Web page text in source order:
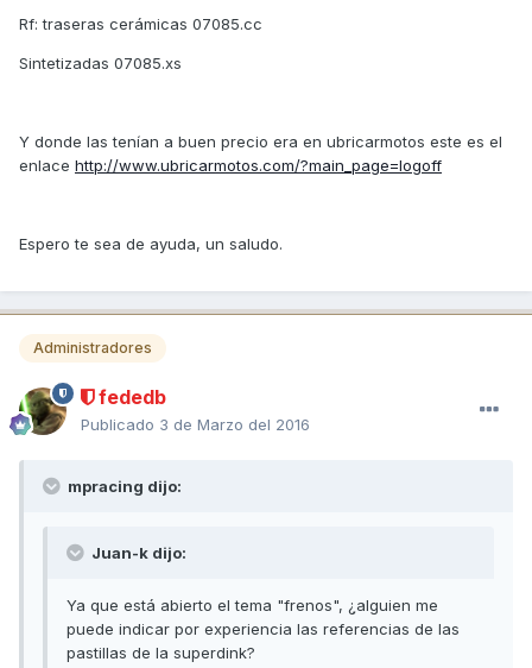
Rf: traseras cerámicas 07085.cc
Sintetizadas 07085.xs
Y donde las tenían a buen precio era en ubricarmotos este es el
enlace http://www.ubricarmotos.com/?main_page=logoff
Espero te sea de ayuda, un saludo.
Administradores
fededb
Publicado 3 de Marzo del 2016
mpracing dijo:
Juan-k dijo:
Ya que está abierto el tema "frenos", ¿alguien me
puede indicar por experiencia las referencias de las
pastillas de la superdink?